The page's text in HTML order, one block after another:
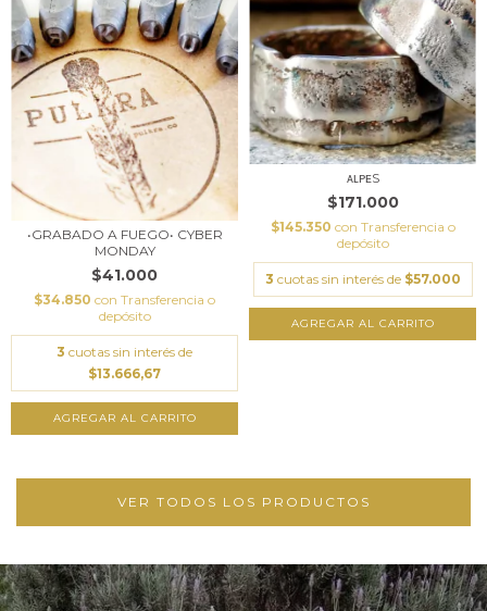
•GRABADO A FUEGO• CYBER
MONDAY
$41.000
$34.850 con Transferencia o
depósito
3 cuotas sin interés de
$13.666,67
ᴀʟᴘᴇS
$171.000
$145.350 con Transferencia o
depósito
3 cuotas sin interés de $57.000
AGREGAR AL CARRITO
VER TODOS LOS PRODUCTOS